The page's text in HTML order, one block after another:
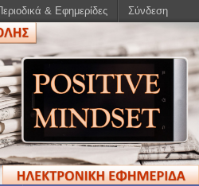
& Εφημερίδες Σύνδεση